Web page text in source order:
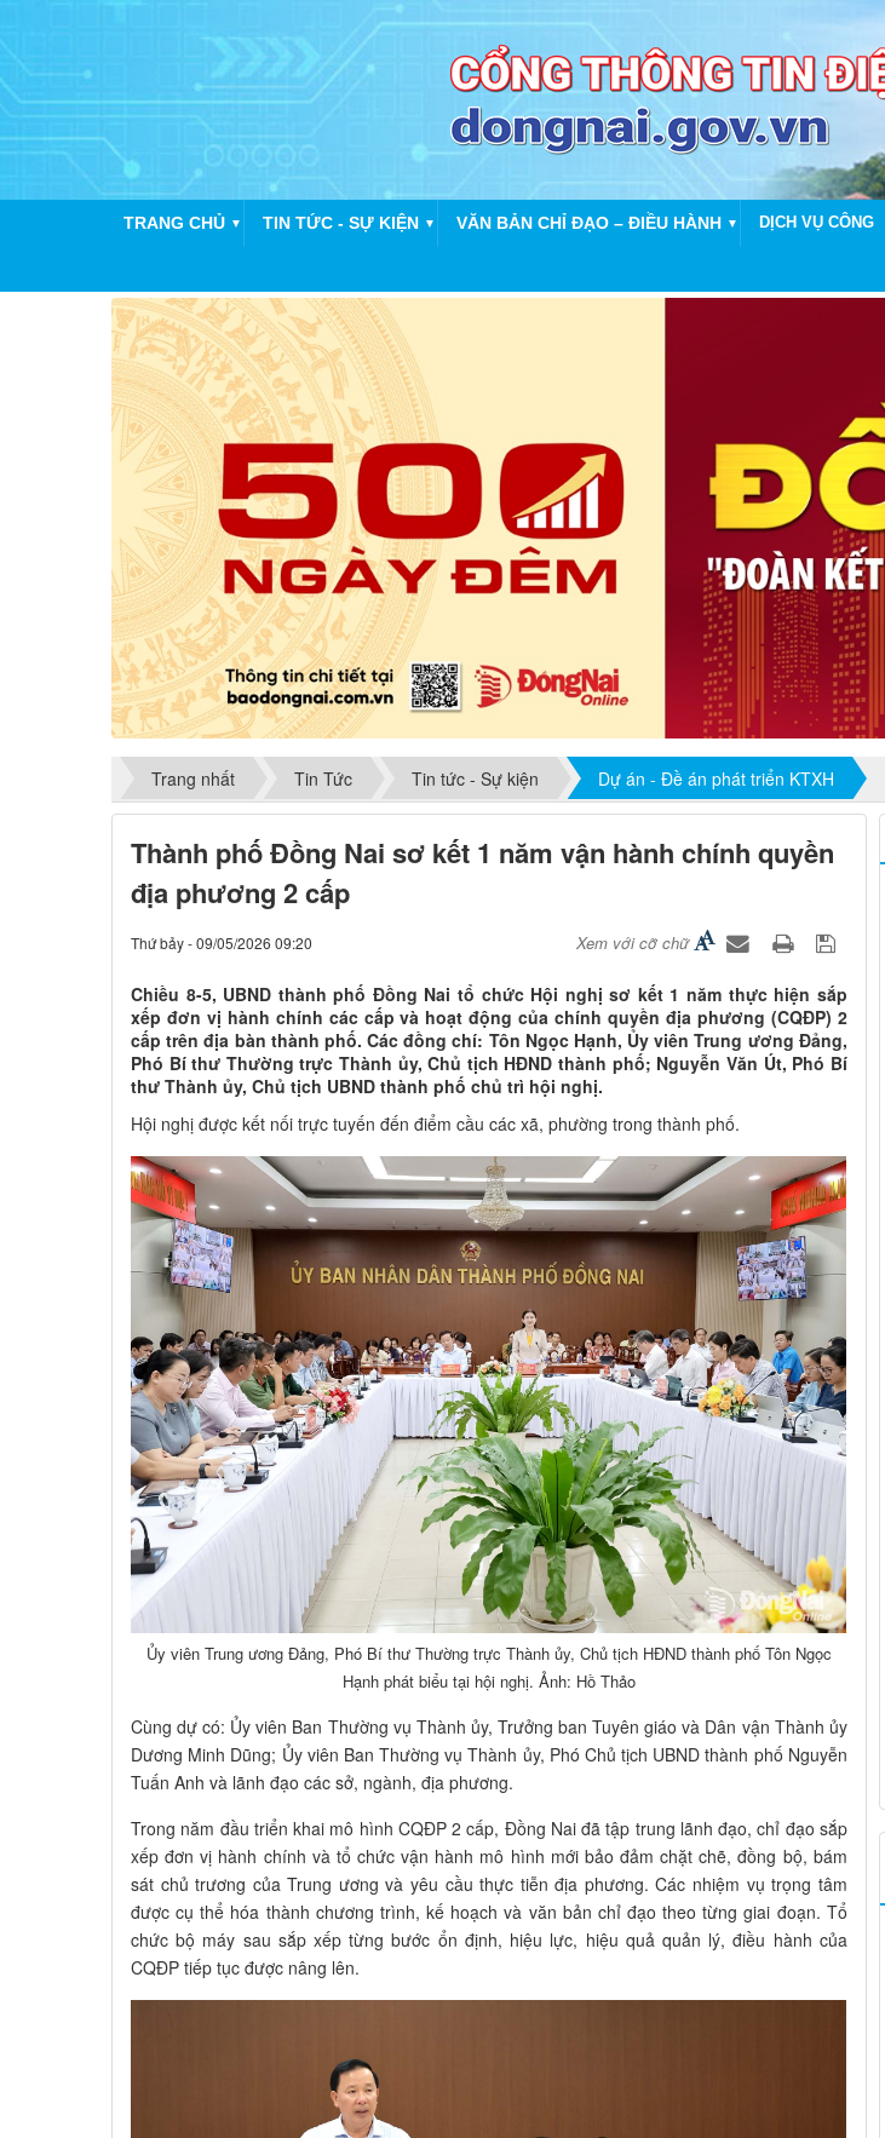
TRANG CHỦ ▼ TIN TỨC - SỰ KIỆN ▼ VĂN BẢN CHỈ ĐẠO – ĐIỀU HÀNH ▼ DỊCH VỤ CÔNG
Trang nhất Tin Tức Tin tức - Sự kiện Dự án - Đề án phát triển KTXH
Thành phố Đồng Nai sơ kết 1 năm vận hành chính quyền
địa phương 2 cấp
Thứ bảy - 09/05/2026 09:20 Xem với cỡ chữ
Chiều 8-5, UBND thành phố Đồng Nai tổ chức Hội nghị sơ kết 1 năm thực hiện sắp
xếp đơn vị hành chính các cấp và hoạt động của chính quyền địa phương (CQĐP) 2
cấp trên địa bàn thành phố. Các đồng chí: Tôn Ngọc Hạnh, Ủy viên Trung ương Đảng,
Phó Bí thư Thường trực Thành ủy, Chủ tịch HĐND thành phố; Nguyễn Văn Út, Phó Bí
thư Thành ủy, Chủ tịch UBND thành phố chủ trì hội nghị.
Hội nghị được kết nối trực tuyến đến điểm cầu các xã, phường trong thành phố.
Ủy viên Trung ương Đảng, Phó Bí thư Thường trực Thành ủy, Chủ tịch HĐND thành phố Tôn Ngọc
Hạnh phát biểu tại hội nghị. Ảnh: Hồ Thảo
Cùng dự có: Ủy viên Ban Thường vụ Thành ủy, Trưởng ban Tuyên giáo và Dân vận Thành ủy
Dương Minh Dũng; Ủy viên Ban Thường vụ Thành ủy, Phó Chủ tịch UBND thành phố Nguyễn
Tuấn Anh và lãnh đạo các sở, ngành, địa phương.
Trong năm đầu triển khai mô hình CQĐP 2 cấp, Đồng Nai đã tập trung lãnh đạo, chỉ đạo sắp
xếp đơn vị hành chính và tổ chức vận hành mô hình mới bảo đảm chặt chẽ, đồng bộ, bám
sát chủ trương của Trung ương và yêu cầu thực tiễn địa phương. Các nhiệm vụ trọng tâm
được cụ thể hóa thành chương trình, kế hoạch và văn bản chỉ đạo theo từng giai đoạn. Tổ
chức bộ máy sau sắp xếp từng bước ổn định, hiệu lực, hiệu quả quản lý, điều hành của
CQĐP tiếp tục được nâng lên.